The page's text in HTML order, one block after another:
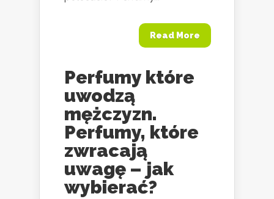
Read More
Perfumy które
uwodzą
mężczyzn.
Perfumy, które
zwracają
uwagę – jak
wybierać?